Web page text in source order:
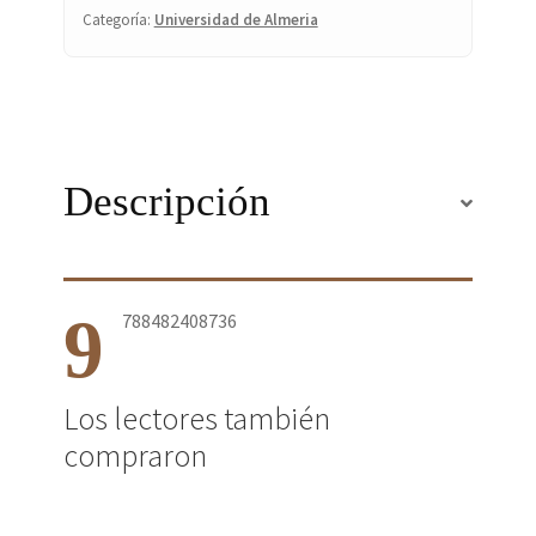
Categoría: Universidad de Almeria
Descripción
9 788482408736
Los lectores también
compraron